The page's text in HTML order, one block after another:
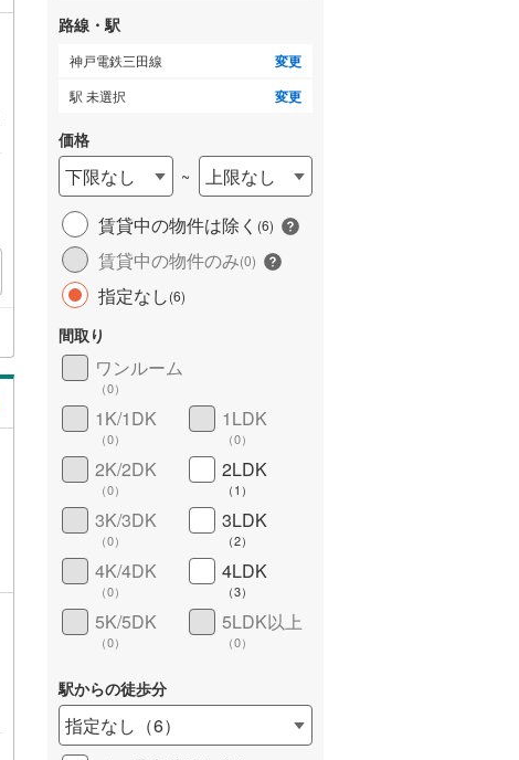
路線・駅
神戸電鉄三田線 変更
駅 未選択 変更
価格
下限なし ~
上限なし
賃貸中の物件は除く (6)
賃貸中の物件のみ(0)
指定なし(6)
間取り
ワンルーム
（0）
1K/1DK
（0）
1LDK
（0）
2K/2DK
（0）
2LDK
（1 ）
3K/3DK
（0）
3LDK
（2）
4K/4DK
（0）
4LDK
（3）
5K/5DK
（0）
5LDK以上
（0）
駅からの徒歩分
指定なし （6）
長期優良住宅（0）
詳しく見る